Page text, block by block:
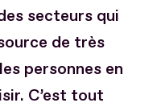
secteurs qui
de très
personnes en
C’est tout